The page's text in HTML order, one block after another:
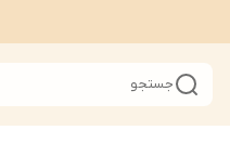
جستجو